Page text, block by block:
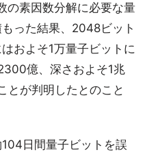
の素因数分解に必要な量
った結果、2048ビット
およそ1万量子ビットに
億、深さおよそ1兆
とが判明したとのこと
日間量子ビットを誤